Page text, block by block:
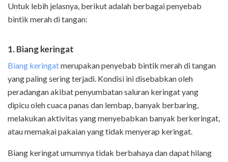
Untuk lebih jelasnya, berikut adalah berbagai penyebab
bintik merah di tangan:
1. Biang keringat
Biang keringatmerupakan penyebab bintik merah di tangan
yang paling sering terjadi. Kondisi ini disebabkan oleh
peradangan akibat penyumbatan saluran keringat yang
dipicu oleh cuaca panas dan lembap, banyak berbaring,
melakukan aktivitas yang menyebabkan banyak berkeringat,
atau memakai pakaian yang tidak menyerap keringat.
Biang keringat umumnya tidak berbahaya dan dapat hilang